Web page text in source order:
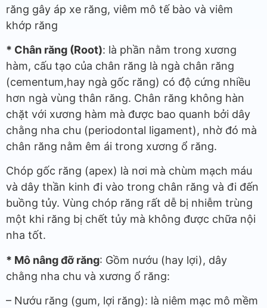
răng gây áp xe răng, viêm mô tế bào và viêm
khớp răng
* Chân răng (Root): là phần nằm trong xương
hàm, cấu tạo của chân răng là ngà chân răng
(cementum,hay ngà gốc răng) có độ cứng nhiều
hơn ngà vùng thân răng. Chân răng không hàn
chặt với xương hàm mà được bao quanh bởi dây
chằng nha chu (periodontal ligament), nhờ đó mà
chân răng nằm êm ái trong xương ổ răng.
Chóp gốc răng (apex) là nơi mà chùm mạch máu
và dây thần kinh đi vào trong chân răng và đi đến
buồng tủy. Vùng chóp răng rất dễ bị nhiễm trùng
một khi răng bị chết tủy mà không được chữa nội
nha tốt.
* Mô nâng đỡ răng: Gồm nướu (hay lợi), dây
chằng nha chu và xương ổ răng:
– Nướu răng (gum, lợi răng): là niêm mạc mô mềm